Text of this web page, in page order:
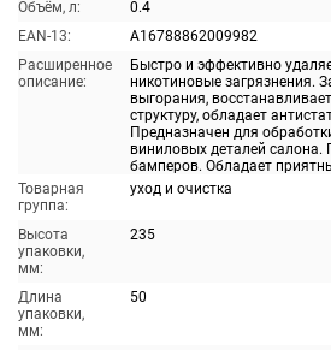
Объём, л:
0.4
EAN-13:
A16788862009982
Расширенное
описание:
Быстро и эффективно
никотиновые загрязнения.
выгорания,
структуру, обладает
Предназначен для
виниловых деталей салона.
бамперов. Обладает
Товарная
группа:
уход и очистка
Высота
упаковки,
мм:
235
Длина
упаковки,
мм:
50